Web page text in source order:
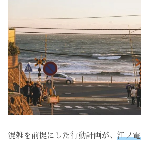
混雑を前提にした行動計画が、 江ノ